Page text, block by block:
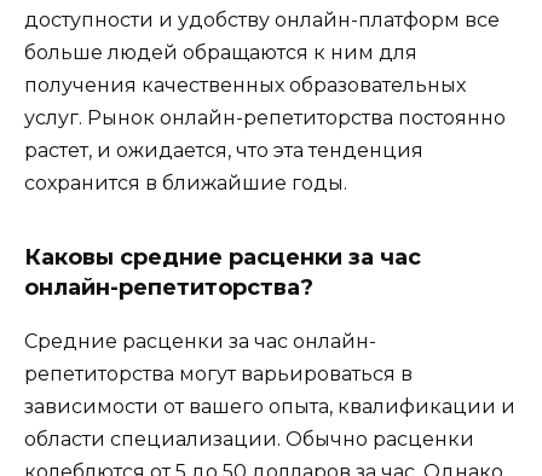
доступности и удобству онлайн-платформ все
больше людей обращаются к ним для
получения качественных образовательных
услуг. Рынок онлайн-репетиторства постоянно
растет, и ожидается, что эта тенденция
сохранится в ближайшие годы.
Каковы средние расценки за час
онлайн-репетиторства?
Средние расценки за час онлайн-
репетиторства могут варьироваться в
зависимости от вашего опыта, квалификации и
области специализации. Обычно расценки